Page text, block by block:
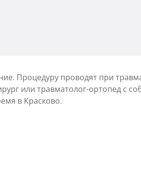
Процедуру проводят при
или травматолог-ортопед с
в Красково.